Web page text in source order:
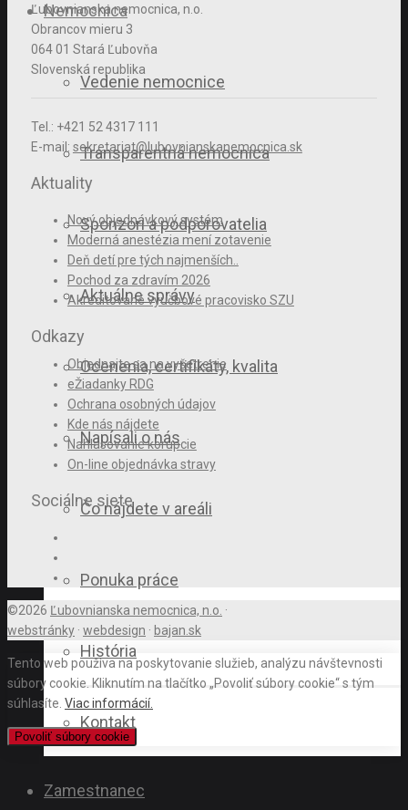
Nemocnica
Vedenie nemocnice
Transparentná nemocnica
Sponzori a podporovatelia
Aktuálne správy
Ocenenia, certifikáty, kvalita
Napísali o nás
Čo nájdete v areáli
Ponuka práce
História
Kontakt
Zamestnanec
Ľubovnianska nemocnica, n.o.
Obrancov mieru 3
064 01 Stará Ľubovňa
Slovenská republika
Tel.: +421 52 4317 111
E-mail: sekretariat@lubovnianskanemocnica.sk
Aktuality
Nový objednávkový systém
Moderná anestézia mení zotavenie
Deň detí pre tých najmenších..
Pochod za zdravím 2026
Akreditované výučbové pracovisko SZU
Odkazy
Objednajte sa na vyšetrenie
eŽiadanky RDG
Ochrana osobných údajov
Kde nás nájdete
Nahlasovanie korupcie
On-line objednávka stravy
Sociálne siete
©2026 Ľubovnianska nemocnica, n.o. ·
webstránky · webdesign · bajan.sk
Tento web používa na poskytovanie služieb, analýzu návštevnosti
súbory cookie. Kliknutím na tlačítko „Povoliť súbory cookie“ s tým
súhlasíte. Viac informácií.
Povoliť súbory cookie